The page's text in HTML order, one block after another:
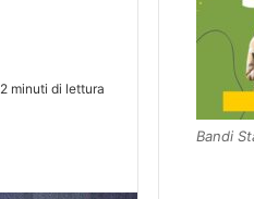
2 minuti di lettura
Bandi